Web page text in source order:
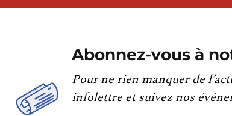
Abonnez-vous à
Pour ne rien manquer de
infolettre et suivez nos